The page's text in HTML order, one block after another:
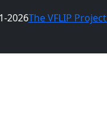
2026The VFLIP